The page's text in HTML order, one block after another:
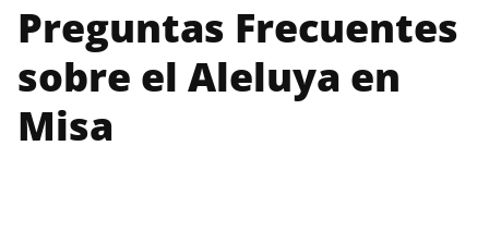
Preguntas Frecuentes
sobre el Aleluya en
Misa